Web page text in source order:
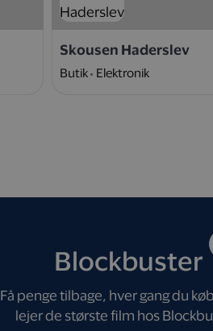
Skousen Haderslev
Butik Elektronik
Blockbuster
Få penge tilbage, hver gang du
lejer de største film hos